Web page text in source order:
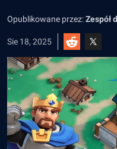
Opublikowane przez:Zespół
Sie 18, 2025